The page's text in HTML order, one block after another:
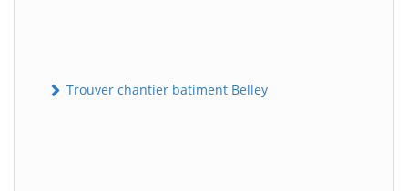
Trouver chantier batiment Belley